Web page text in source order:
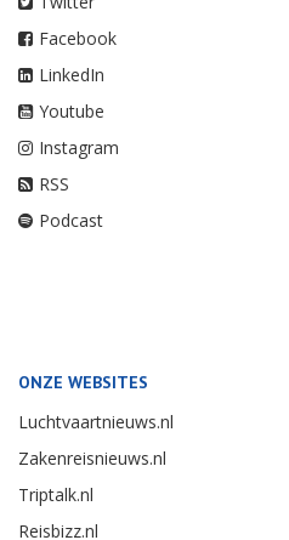
Facebook
LinkedIn
Youtube
Instagram
RSS
Podcast
ONZE WEBSITES
Luchtvaartnieuws.nl
Zakenreisnieuws.nl
Triptalk.nl
Reisbizz.nl